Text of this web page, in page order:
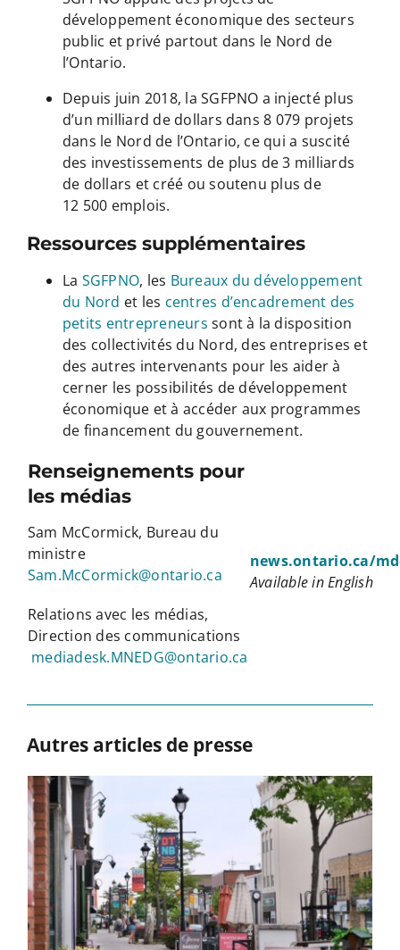
développement économique des secteurs
public et privé partout dans le Nord de
l’Ontario.
Depuis juin 2018, la SGFPNO a injecté plus
d’un milliard de dollars dans 8 079 projets
dans le Nord de l’Ontario, ce qui a suscité
des investissements de plus de 3 milliards
de dollars et créé ou soutenu plus de
12 500 emplois.
Ressources supplémentaires
La SGFPNO, les Bureaux du développement
du Nord et les centres d’encadrement des
petits entrepreneurs sont à la disposition
des collectivités du Nord, des entreprises et
des autres intervenants pour les aider à
cerner les possibilités de développement
économique et à accéder aux programmes
de financement du gouvernement.
Renseignements pour
les médias
Sam McCormick, Bureau du
ministre
Sam.McCormick@ontario.ca
Relations avec les médias,
Direction des communications
mediadesk.MNEDG@ontario.ca
news.ontario.ca/
Available in English
Autres articles de presse